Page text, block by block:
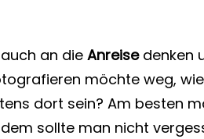
an die Anreisedenken
möchte weg,
dort sein? Am besten
sollte man nicht